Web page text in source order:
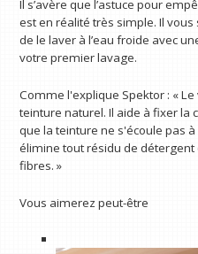
Il s’avère que l’astuce pour
est en réalité très simple. Il
de le laver à l’eau froide avec
votre premier lavage.
Comme l'explique Spektor : «
teinture naturel. Il aide à fixer la
que la teinture ne s'écoule pas
élimine tout résidu de
fibres. »
Vous aimerez peut-être